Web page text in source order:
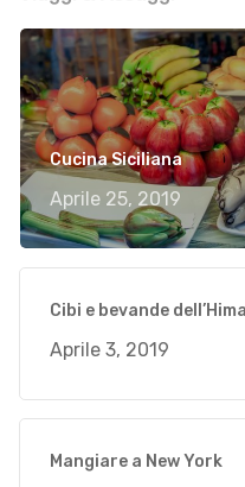
Cucina Siciliana
Aprile 25, 2019
Cibi e bevande
Aprile 3, 2019
Mangiare a New York